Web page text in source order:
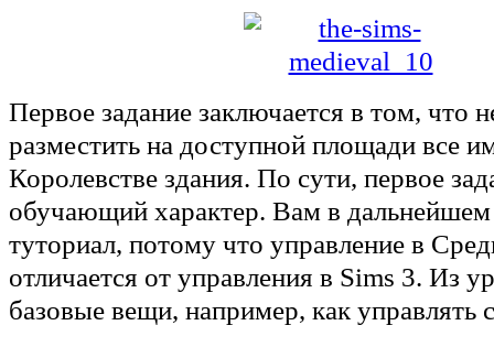
Первое задание заключается в том, что
разместить на доступной площади все
Королевстве здания. По сути, первое
обучающий характер. Вам в дальнейшем
туториал, потому что управление в
отличается от управления в Sims 3. Из
базовые вещи, например, как управлять